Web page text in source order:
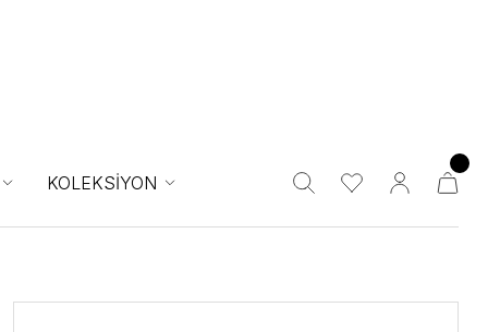
KOLEKSİYON